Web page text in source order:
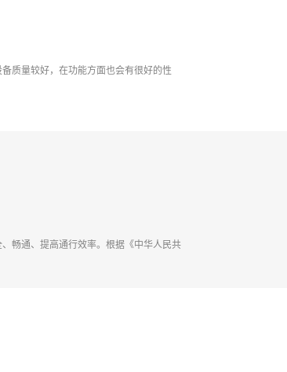
质量较好，在功能方面也会有很好的性
畅通、提高通行效率。根据《中华人民共